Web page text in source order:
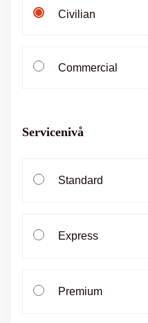
Civilian
Commercial
Servicenivå
Standard
Express
Premium